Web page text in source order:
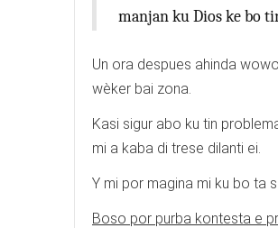
manjan ku Dios ke bo
Un ora despues ahinda
wèker bai zona.
Kasi sigur abo ku tin
mi a kaba di trese dilanti ei.
Y mi por magina mi ku bo ta
Boso por purba kontesta e